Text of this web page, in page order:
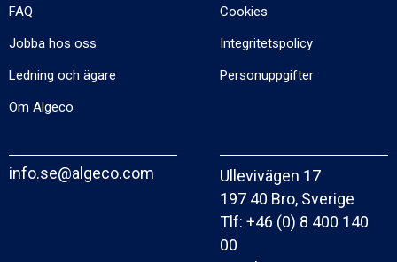
FAQ
Jobba hos oss
Ledning och ägare
Om Algeco
Cookies
Integritetspolicy
Personuppgifter
info.se@algeco.com
Ullevivägen 17
197 40 Bro, Sverige
Tlf: +46 (0) 8 400 140
00